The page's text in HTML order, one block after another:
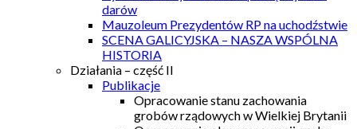
darów
Mauzoleum Prezydentów RP na uchodźstwie
SCENA GALICYJSKA – NASZA WSPÓLNA
HISTORIA
Działania – część II
Publikacje
Opracowanie stanu zachowania
grobów rządowych w Wielkiej Brytanii